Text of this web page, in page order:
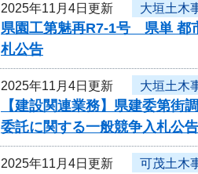
2025年11月4日更新 大垣土木
県園工第魅再R7-1号 県単 都
札公告
2025年11月4日更新 大垣土木
【建設関連業務】県建委第
委託に関する一般競争入札公告
2025年11月4日更新 可茂土木